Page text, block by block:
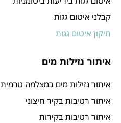
קבלני איטום גגות
תיקון איטום גגות
איתור נזילות מים
איתור נזילות מים במצלמה טרמית
איתור רטיבות בקיר חיצוני
איתור רטיבות בקירות